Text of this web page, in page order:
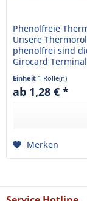
Phenolfreie
Unsere
phenolfrei sind
Girocard
Durchmesser von...
Einheit 1 Rolle(n)
ab 1,28 € *
Merken